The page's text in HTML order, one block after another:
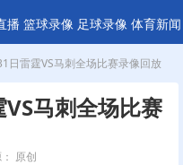
播 篮球录像 足球录像 体育新闻
日雷霆VS马刺全场比赛录像回放
马刺全场比赛
原创